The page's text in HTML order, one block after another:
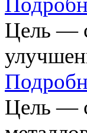
Цель —
Цель —